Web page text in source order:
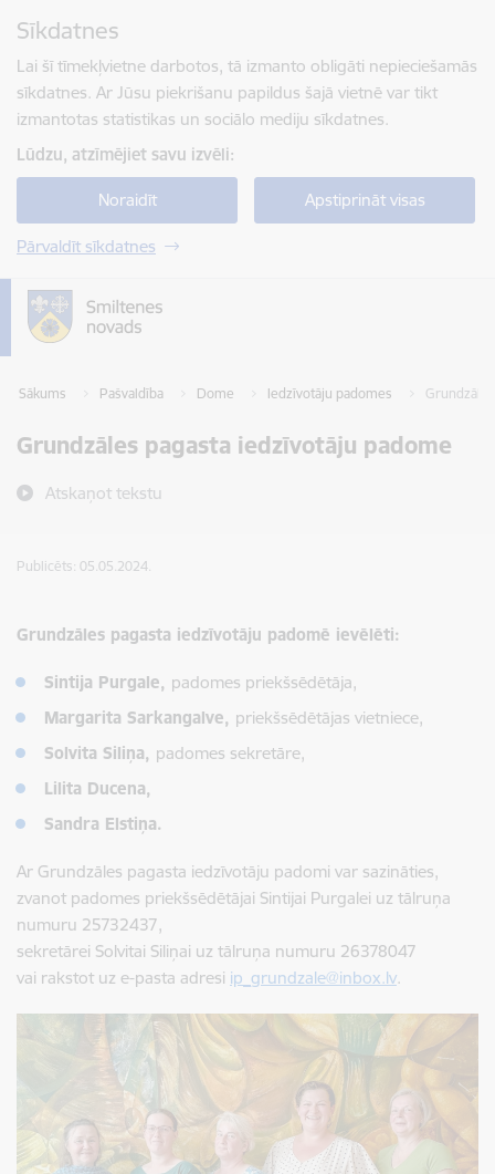
Sīkdatnes
Lai šī tīmekļvietne darbotos, tā izmanto obligāti nepieciešamās
sīkdatnes. Ar Jūsu piekrišanu papildus šajā vietnē var tikt
izmantotas statistikas un sociālo mediju sīkdatnes.
Lūdzu, atzīmējiet savu izvēli:
Noraidīt Apstiprināt visas
Pārvaldīt sīkdatnes
Sākums Pašvaldība Dome Iedzīvotāju padomes
Grundzāles pagasta iedzīvotāju padome
Atskaņot tekstu
Publicēts: 05.05.2024.
Grundzāles pagasta iedzīvotāju padomē ievēlēti:
Sintija Purgale, padomes priekšsēdētāja,
Margarita Sarkangalve, priekšsēdētājas vietniece,
Solvita Siliņa, padomes sekretāre,
Lilita Ducena,
Sandra Elstiņa.
Ar Grundzāles pagasta iedzīvotāju padomi var sazināties,
zvanot padomes priekšsēdētājai Sintijai Purgalei uz tālruņa
numuru 25732437,
sekretārei Solvitai Siliņai uz tālruņa numuru 26378047
vai rakstot uz e-pasta adresi ip_grundzale@inbox.lv.